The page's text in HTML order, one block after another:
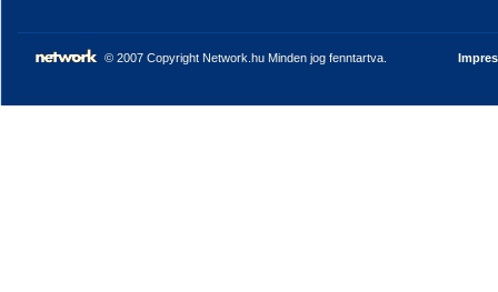
© 2007 Copyright Network.hu Minden jog fenntartva.